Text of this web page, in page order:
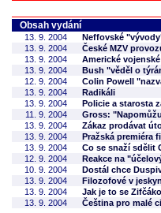
Obsah vydání
13. 9. 2004
Neffovské
13. 9. 2004
České MZV
13. 9. 2004
Americké
13. 9. 2004
Bush "věděl o
12. 9. 2004
Colin Powell
13. 9. 2004
Radikáli
13. 9. 2004
Policie a starosta
11. 9. 2004
Gross:
13. 9. 2004
Zákaz prodávat
13. 9. 2004
Pražská premiéra
13. 9. 2004
Co se snaží sdělit
12. 9. 2004
Reakce na
10. 9. 2004
Dostál chce
13. 9. 2004
Filozofové v
13. 9. 2004
Jak je to se
13. 9. 2004
Čeština pro malé